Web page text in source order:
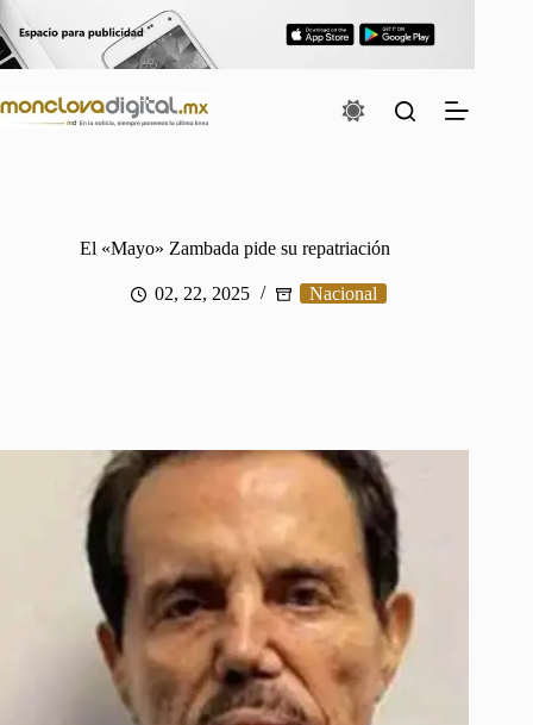
al
contenido
El «Mayo» Zambada pide su repatriación
02, 22, 2025 Nacional